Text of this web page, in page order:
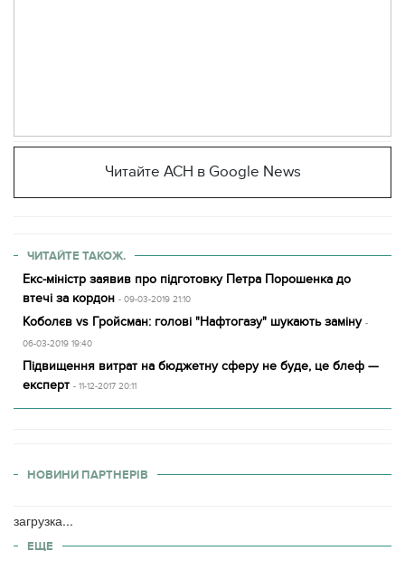
Читайте АСН в Google News
ЧИТАЙТЕ ТАКОЖ.
Екс-міністр заявив про підготовку Петра Порошенка до
втечі за кордон - 09-03-2019 21:10
Коболєв vs Гройсман: голові "Нафтогазу" шукають заміну -
06-03-2019 19:40
Підвищення витрат на бюджетну сферу не буде, це блеф —
експерт - 11-12-2017 20:11
НОВИНИ ПАРТНЕРІВ
загрузка...
ЕЩЕ